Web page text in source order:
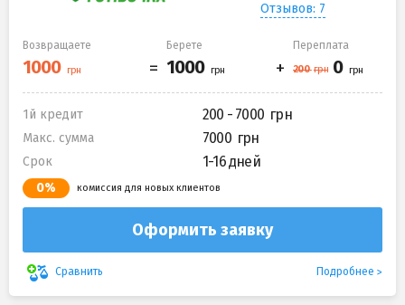
Отзывов: 7
Возвращаете Берете Переплата
1й кредит 200 - 7000
Макс. сумма 7000
Срок 1-16 дней
0% комиссия для новых клиентов
Оформить заявку
Сравнить Подробнее